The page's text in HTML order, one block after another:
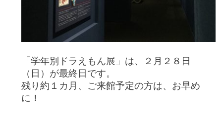
「学年別ドラえもん展」は、２月２８日
（日）が最終日です。
残り約１カ月、ご来館予定の方は、お早め
に！